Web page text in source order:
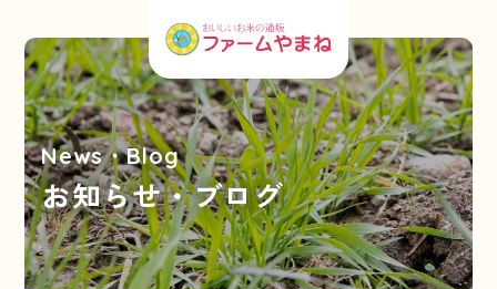
お知らせ・ブログ
News・Blog